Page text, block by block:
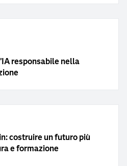
responsabile nella
costruire un futuro più
e formazione